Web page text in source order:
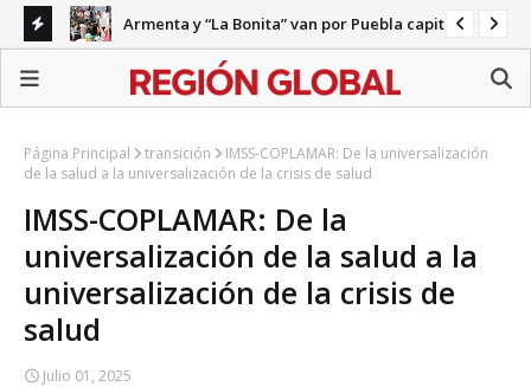
Armenta y “La Bonita” van por Puebla capital
Página Principal transición
IMSS-COPLAMAR: De la universalización
de la salud a la universalización de la crisis de salud
IMSS-COPLAMAR: De la
universalización de la salud a la
universalización de la crisis de
salud
Julio 01, 2025